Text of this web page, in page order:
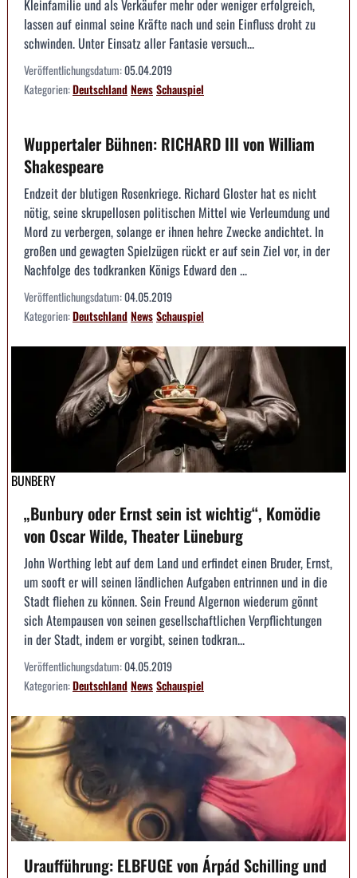
Kleinfamilie und als Verkäufer mehr oder weniger erfolgreich,
lassen auf einmal seine Kräfte nach und sein Einfluss droht zu
schwinden. Unter Einsatz aller Fantasie versuch...
Veröffentlichungsdatum:05.04.2019
Kategorien:DeutschlandNewsSchauspiel
Wuppertaler Bühnen: RICHARD III von William
Shakespeare
Endzeit der blutigen Rosenkriege. Richard Gloster hat es nicht
nötig, seine skrupellosen politischen Mittel wie Verleumdung und
Mord zu verbergen, solange er ihnen hehre Zwecke andichtet. In
großen und gewagten Spielzügen rückt er auf sein Ziel vor, in der
Nachfolge des todkranken Königs Edward den ...
Veröffentlichungsdatum:04.05.2019
Kategorien:DeutschlandNewsSchauspiel
BUNBERY
„Bunbury oder Ernst sein ist wichtig“, Komödie
von Oscar Wilde, Theater Lüneburg
John Worthing lebt auf dem Land und erfindet einen Bruder, Ernst,
um sooft er will seinen ländlichen Aufgaben entrinnen und in die
Stadt fliehen zu können. Sein Freund Algernon wiederum gönnt
sich Atempausen von seinen gesellschaftlichen Verpflichtungen
in der Stadt, indem er vorgibt, seinen todkran...
Veröffentlichungsdatum:04.05.2019
Kategorien:DeutschlandNewsSchauspiel
Uraufführung: ELBFUGE von Árpád Schilling und